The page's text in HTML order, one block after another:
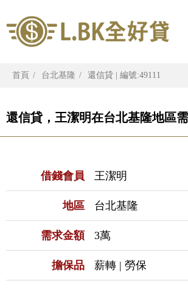
首頁 台北基隆 還信貸 | 編號:49111
還信貸，王潔明在台北基隆地區
借錢會員 王潔明
地區 台北基隆
需求金額 3萬
擔保品 薪轉 | 勞保